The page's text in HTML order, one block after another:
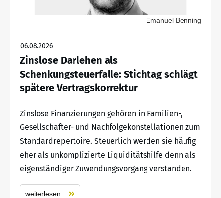
Emanuel Benning
06.08.2026
Zinslose Darlehen als
Schenkungsteuerfalle: Stichtag schlägt
spätere Vertragskorrektur
Zinslose Finanzierungen gehören in Familien-,
Gesellschafter- und Nachfolgekonstellationen zum
Standardrepertoire. Steuerlich werden sie häufig
eher als unkomplizierte Liquiditätshilfe denn als
eigenständiger Zuwendungsvorgang verstanden.
weiterlesen